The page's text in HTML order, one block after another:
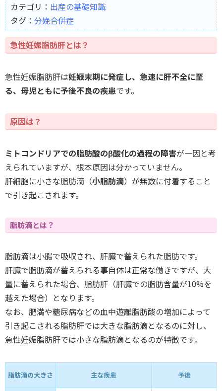
カテゴリ： 出産の基礎知識
タグ： 分娩合併症
急性妊娠脂肪肝とは？
急性妊娠脂肪肝は妊娠末期に発症し、急速に肝不全に至
る、母児ともに予後不良の疾患です。
原因は？
ミトコンドリアでの脂肪酸のβ酸化の過程の障害が一因と考
えられていますが、根本原因は分かっていません。
肝細胞に小さな脂肪滴（小脂肪滴）が無数に付着すること
で引き起こされます。
脂肪滴とは？
脂肪滴は小腸で吸収され、肝臓で蓄えられた脂肪です。
肝臓で脂肪滴が蓄えられる事自体は正常な働きですが、大
量に蓄えられた場合、脂肪肝（肝臓での脂肪含量が10%を
越えた場合）となります。
なお、肥満や糖尿病などの血中遊離脂肪酸の増加によって
引き起こされる脂肪肝では大きな脂肪滴となるのに対し、
急性妊娠脂肪肝では小さな脂肪滴となるのが特徴です。
脂肪滴の大きさ 主な疾患 予後